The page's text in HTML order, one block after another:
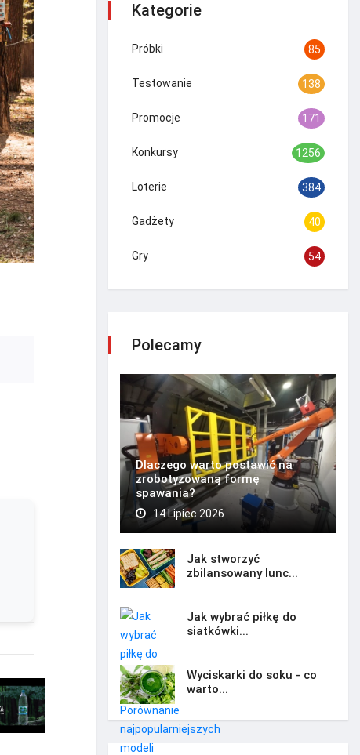
Kategorie
Próbki 85
Testowanie 138
Promocje 171
Konkursy 1256
Loterie 384
Gadżety 40
Gry 54
Polecamy
Dlaczego warto postawić na
zrobotyzowaną formę
spawania?
14 Lipiec 2026
Jak stworzyć
zbilansowany lunc...
Jak wybrać piłkę do
siatkówki...
Wyciskarki do soku - co
warto...